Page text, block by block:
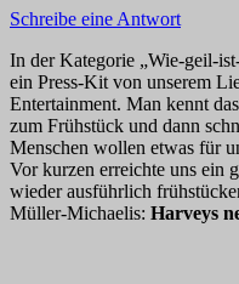
Schreibe eine Antwort
In der Kategorie „Wie-geil-
ein Press-Kit von unserem
Entertainment. Man kennt
zum Frühstück und dann
Menschen wollen etwas für
Vor kurzen erreichte uns ein
wieder ausführlich
Müller-Michaelis: Harveys